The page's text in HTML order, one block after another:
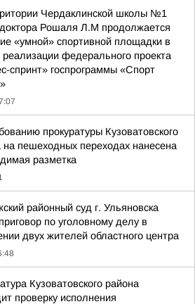
Чердаклинской школы №1
Рошаля Л.М продолжается
«умной» спортивной площадки в
реализации федерального проекта
спринт» госпрограммы «Спорт
прокуратуры Кузоватовского
на пешеходных переходах нанесена
разметка
районный суд г. Ульяновска
по уголовному делу в
двух жителей областного центра
Кузоватовского района
проверку исполнения